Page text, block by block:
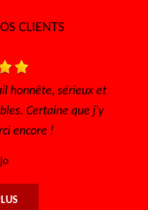
CLIENTS
honnête, sérieux et
Certaine que j'y
encore !